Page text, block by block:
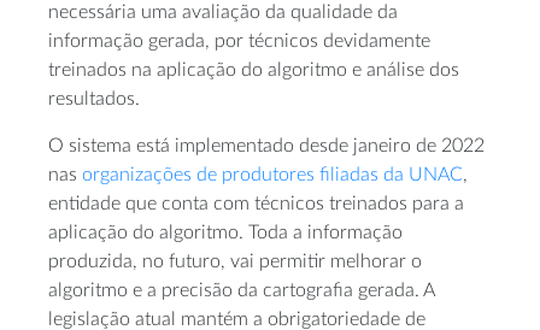
necessária uma avaliação da qualidade da
informação gerada, por técnicos devidamente
treinados na aplicação do algoritmo e análise dos
resultados.
O sistema está implementado desde janeiro de 2022
nas organizações de produtores filiadas da UNAC,
entidade que conta com técnicos treinados para a
aplicação do algoritmo. Toda a informação
produzida, no futuro, vai permitir melhorar o
algoritmo e a precisão da cartografia gerada. A
legislação atual mantém a obrigatoriedade de